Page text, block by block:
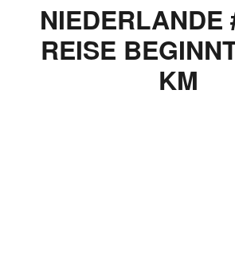
NIEDERLANDE
REISE
KM